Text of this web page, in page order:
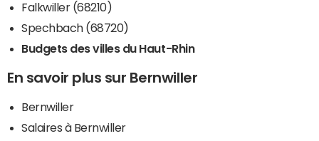
Falkwiller (68210)
Spechbach (68720)
Budgets des villes du Haut-Rhin
En savoir plus sur Bernwiller
Bernwiller
Salaires à Bernwiller